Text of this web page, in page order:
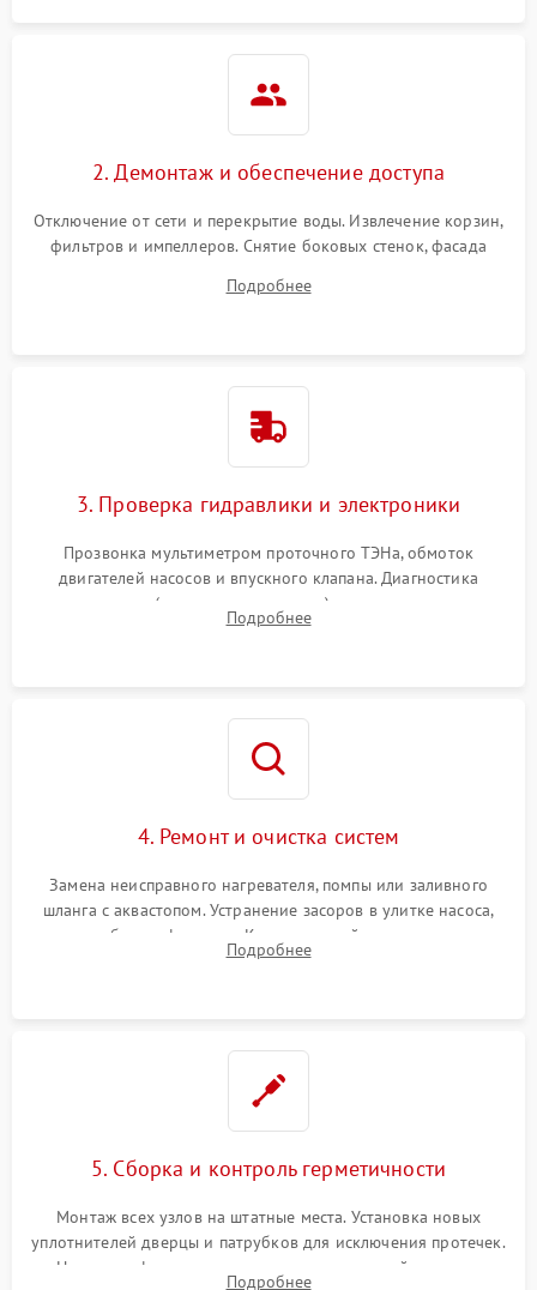
2. Демонтаж и обеспечение доступа
Отключение от сети и перекрытие воды. Извлечение корзин,
фильтров и импеллеров. Снятие боковых стенок, фасада
циркуляционному насосу, ТЭНу и сливной помпе.
Подробнее
3. Проверка гидравлики и электроники
Прозвонка мультиметром проточного ТЭНа, обмоток
двигателей насосов и впускного клапана. Диагностика
прессостата (датчика уровня воды), датчика мутности,
концевика дверцы и электронного модуля управления.
Подробнее
4. Ремонт и очистка систем
Замена неисправного нагревателя, помпы или заливного
шланга с аквастопом. Устранение засоров в улитке насоса,
патрубках и фильтрах. Компонентный ремонт платы
управления, восстановление поврежденной проводки.
Подробнее
5. Сборка и контроль герметичности
Монтаж всех узлов на штатные места. Установка новых
уплотнителей дверцы и патрубков для исключения протечек.
Надежная фиксация хомутов гидравлической системы,
Подробнее